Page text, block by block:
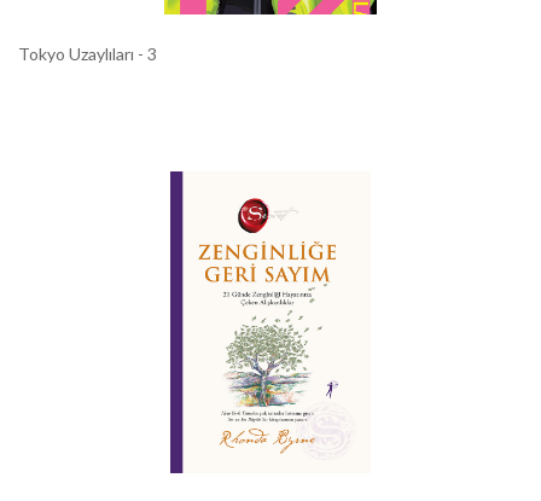
Tokyo Uzaylıları - 3